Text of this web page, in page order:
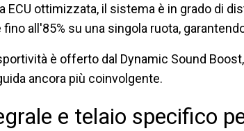
ECU ottimizzata, il sistema è in grado di
all'85% su una singola ruota,
è offerto dal Dynamic Sound
ancora più coinvolgente.
e telaio specifico